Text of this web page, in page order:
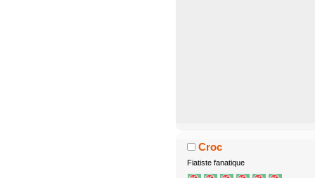
Croc
Fiatiste fanatique